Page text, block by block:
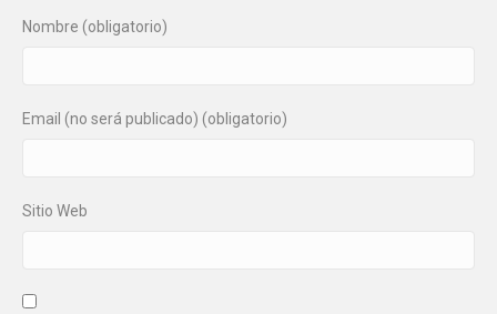
Nombre (obligatorio)
Email (no será publicado) (obligatorio)
Sitio Web